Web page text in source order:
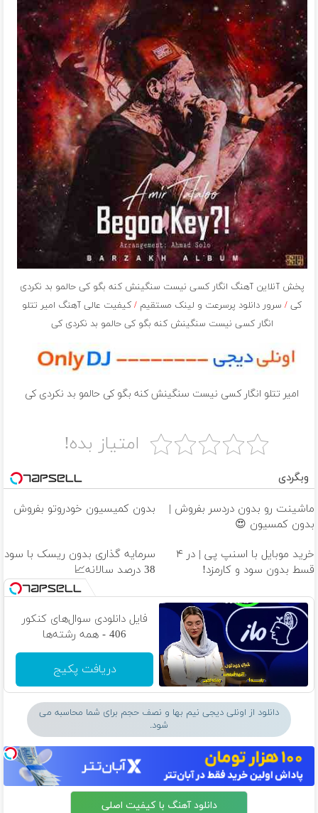
پخش آنلاین آهنگ انگار کسی نیست سنگینش کنه بگو کی حالمو بد نکردی
کی /سرور دانلود پرسرعت و لینک مستقیم /کیفیت عالی آهنگ امیر تتلو
انگار کسی نیست سنگینش کنه بگو کی حالمو بد نکردی کی
امیر تتلو انگار کسی نیست سنگینش کنه بگو کی حالمو بد نکردی کی
امتیاز بده!
وبگردی
ماشینت رو بدون دردسر بفروش |
بدون کمسیون 😍
بدون کمیسیون خودروتو بفروش
خرید موبایل با اسنپ پی | در ۴
قسط بدون سود و کارمزد!
سرمایه گذاری بدون ریسک با سود
38 درصد سالانه📈
فایل دانلودی سوال‌های کنکور
406 - همه رشته‌ها
دریافت پکیج
دانلود از اونلی دیجی نیم بها و نصف حجم برای شما محاسبه می
شود.
دانلود آهنگ با کیفیت اصلی